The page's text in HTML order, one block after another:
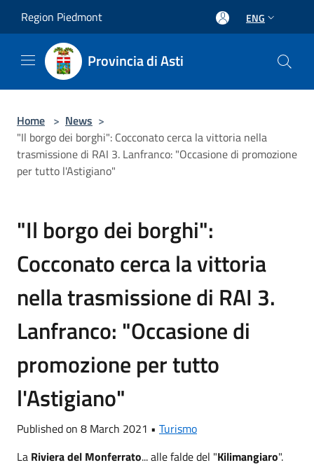
Region Piedmont ENG
Provincia di Asti
Home > News >
"Il borgo dei borghi": Cocconato cerca la vittoria nella
trasmissione di RAI 3. Lanfranco: "Occasione di promozione
per tutto l'Astigiano"
"Il borgo dei borghi":
Cocconato cerca la vittoria
nella trasmissione di RAI 3.
Lanfranco: "Occasione di
promozione per tutto
l'Astigiano"
Published on 8 March 2021 • Turismo
La Riviera del Monferrato... alle falde del "Kilimangiaro".